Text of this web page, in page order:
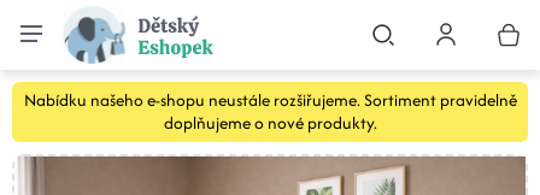
Nabídku našeho e-shopu neustále rozšiřujeme. Sortiment pravidelně
doplňujeme o nové produkty.